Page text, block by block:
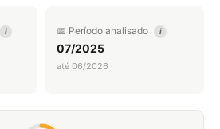
i 📅 Período analisado i
07/2025
até 06/2026